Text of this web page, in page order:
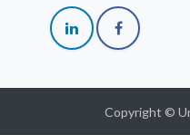
Copyright ©